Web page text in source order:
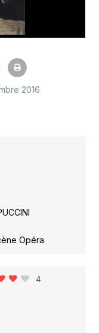
2016
Opéra
4